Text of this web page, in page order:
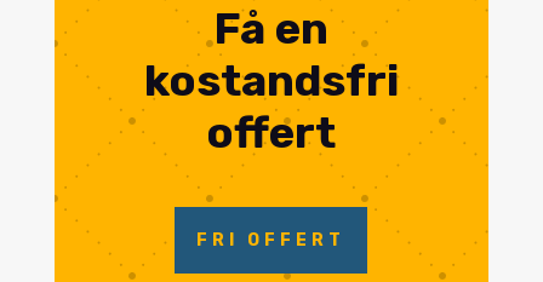
Få en
kostandsfri
offert
FRI OFFERT